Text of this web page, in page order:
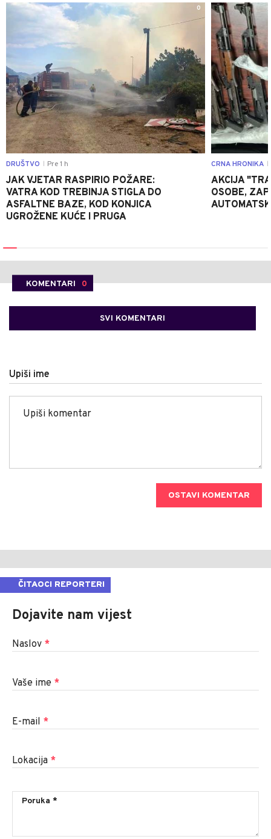
0
DRUŠTVO Pre 1 h
JAK VJETAR RASPIRIO POŽARE:
VATRA KOD TREBINJA STIGLA DO
ASFALTNE BAZE, KOD KONJICA
UGROŽENE KUĆE I PRUGA
CRNA HRONIKA
AKCIJA
OSOBE,
KOMENTARI 0
SVI KOMENTARI
Upiši ime
OSTAVI KOMENTAR
ČITAOCI REPORTERI
Dojavite nam vijest
Naslov *
Vaše ime *
E-mail *
Lokacija *